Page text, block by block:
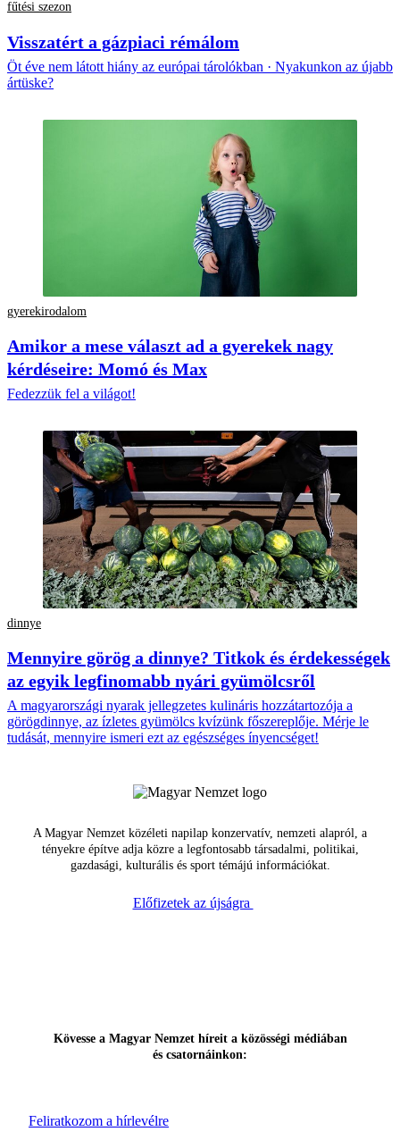
fűtési szezon
Visszatért a gázpiaci rémálom
Öt éve nem látott hiány az európai tárolókban · Nyakunkon az újabb
ártüske?
gyerekirodalom
Amikor a mese választ ad a gyerekek nagy
kérdéseire: Momó és Max
Fedezzük fel a világot!
dinnye
Mennyire görög a dinnye? Titkok és érdekességek
az egyik legfinomabb nyári gyümölcsről
A magyarországi nyarak jellegzetes kulináris hozzátartozója a
görögdinnye, az ízletes gyümölcs kvízünk főszereplője. Mérje le
tudását, mennyire ismeri ezt az egészséges ínyencséget!
A Magyar Nemzet közéleti napilap konzervatív, nemzeti alapról, a
tényekre építve adja közre a legfontosabb társadalmi, politikai,
gazdasági, kulturális és sport témájú információkat.
Előfizetek az újságra
Feliratkozom a hírlevélre
Kövesse a Magyar Nemzet híreit a közösségi médiában
és csatornáinkon: